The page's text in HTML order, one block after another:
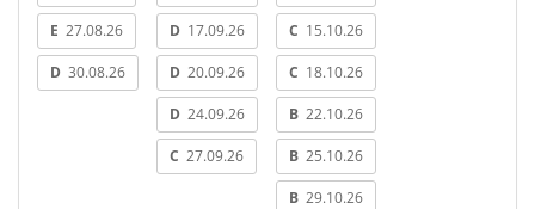
E 27.08.26
D 30.08.26
D 17.09.26
D 20.09.26
D 24.09.26
C 27.09.26
C 15.10.26
C 18.10.26
B 22.10.26
B 25.10.26
B 29.10.26